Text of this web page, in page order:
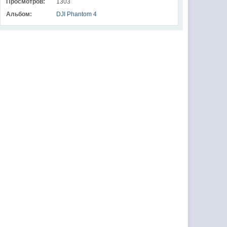
Просмотров:
1303
Альбом:
DJI Phantom 4